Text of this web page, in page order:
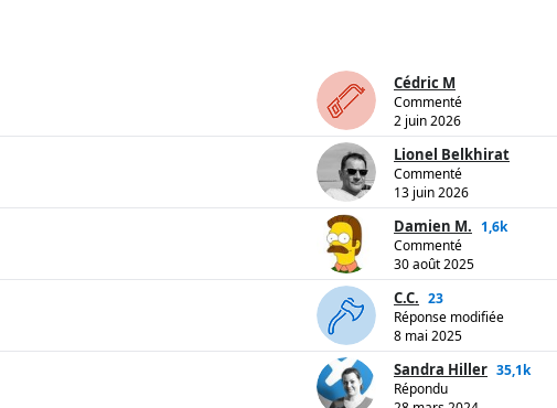
Cédric M
Commenté
2 juin 2026
Lionel Belkhirat
Commenté
13 juin 2026
Damien M. 1,6k
Commenté
30 août 2025
C.C. 23
Réponse modifiée
8 mai 2025
Sandra Hiller 35,1k
Répondu